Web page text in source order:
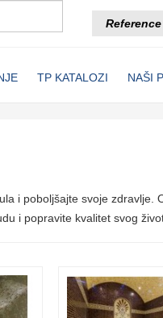
Reference
TP KATALOZI NAŠI
i poboljšajte svoje zdravlje.
i popravite kvalitet svog